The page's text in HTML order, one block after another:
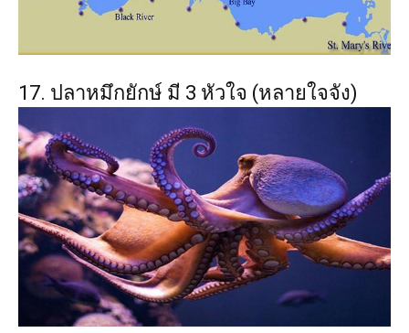
17. ปลาหมึกยักษ์ มี 3 หัวใจ (หลายใจจัง)